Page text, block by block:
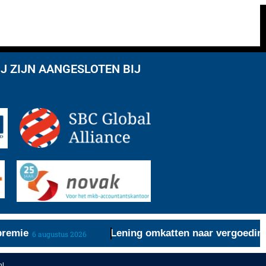
ZIJN AANGESLOTEN BIJ
6 augustus 2026 Lening omkatten naar vergoeding